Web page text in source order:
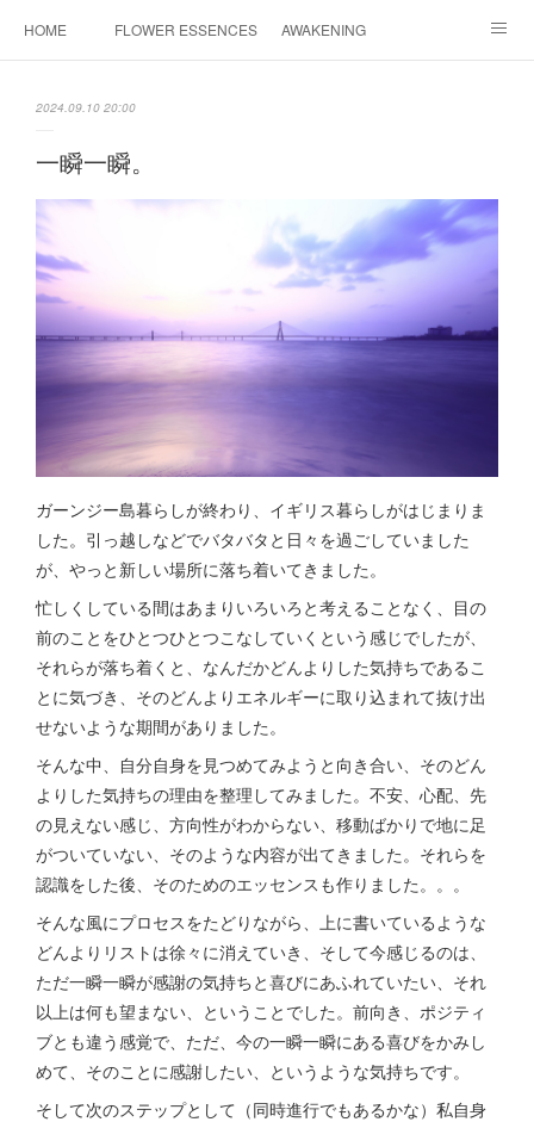
HOME FLOWER ESSENCES AWAKENING
INSTAGRAM
2024.09.10 20:00
一瞬一瞬。
ガーンジー島暮らしが終わり、イギリス暮らしがはじまりま
した。引っ越しなどでバタバタと日々を過ごしていました
が、やっと新しい場所に落ち着いてきました。
忙しくしている間はあまりいろいろと考えることなく、目の
前のことをひとつひとつこなしていくという感じでしたが、
それらが落ち着くと、なんだかどんよりした気持ちであるこ
とに気づき、そのどんよりエネルギーに取り込まれて抜け出
せないような期間がありました。
そんな中、自分自身を見つめてみようと向き合い、そのどん
よりした気持ちの理由を整理してみました。不安、心配、先
の見えない感じ、方向性がわからない、移動ばかりで地に足
がついていない、そのような内容が出てきました。それらを
認識をした後、そのためのエッセンスも作りました。。。
そんな風にプロセスをたどりながら、上に書いているような
どんよりリストは徐々に消えていき、そして今感じるのは、
ただ一瞬一瞬が感謝の気持ちと喜びにあふれていたい、それ
以上は何も望まない、ということでした。前向き、ポジティ
ブとも違う感覚で、ただ、今の一瞬一瞬にある喜びをかみし
めて、そのことに感謝したい、というような気持ちです。
そして次のステップとして（同時進行でもあるかな）私自身